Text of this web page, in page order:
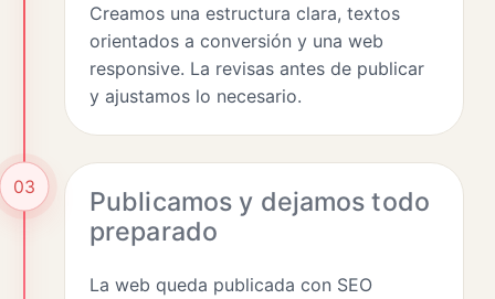
Creamos una estructura clara, textos
orientados a conversión y una web
responsive. La revisas antes de publicar
y ajustamos lo necesario.
03
Publicamos y dejamos todo
preparado
La web queda publicada con SEO